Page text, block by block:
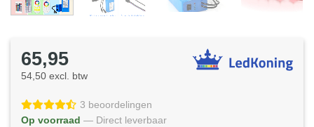
65,95
54,50 excl. btw
3 beoordelingen
Op voorraad — Direct leverbaar